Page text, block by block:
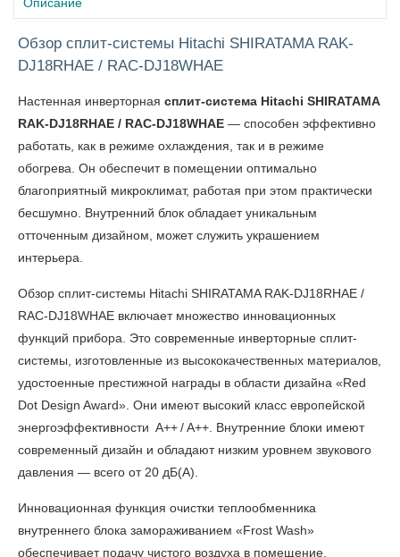
Обзор сплит-системы Hitachi SHIRATAMA RAK-
DJ18RHAE / RAC-DJ18WHAE
Настенная инверторная сплит-система Hitachi SHIRATAMA
RAK-DJ18RHAE / RAC-DJ18WHAE — способен эффективно
работать, как в режиме охлаждения, так и в режиме
обогрева. Он обеспечит в помещении оптимально
благоприятный микроклимат, работая при этом практически
бесшумно. Внутренний блок обладает уникальным
отточенным дизайном, может служить украшением
интерьера.
Обзор сплит-системы Hitachi SHIRATAMA RAK-DJ18RHAE /
RAC-DJ18WHAE включает множество инновационных
функций прибора. Это современные инверторные сплит-
системы, изготовленные из высококачественных материалов,
удостоенные престижной награды в области дизайна «Red
Dot Design Award». Они имеют высокий класс европейской
энергоэффективности А++ / A++. Внутренние блоки имеют
современный дизайн и обладают низким уровнем звукового
давления — всего от 20 дБ(А).
Инновационная функция очистки теплообменника
внутреннего блока замораживанием «Frost Wash»
обеспечивает подачу чистого воздуха в помещение.